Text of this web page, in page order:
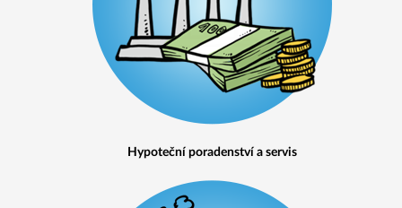
Hypoteční poradenství a servis